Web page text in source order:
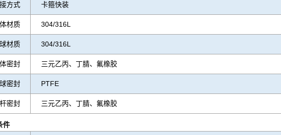
方式 卡箍快装
材质 304/316L
材质 304/316L
密封 三元乙丙、丁腈、氟橡胶
密封 PTFE
密封 三元乙丙、丁腈、氟橡胶
件